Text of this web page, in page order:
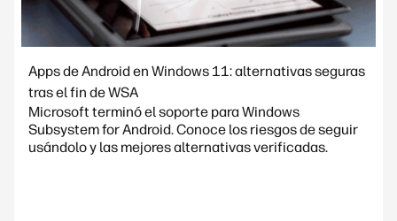
Apps de Android en Windows 11: alternativas seguras
tras el fin de WSA
Microsoft terminó el soporte para Windows
Subsystem for Android. Conoce los riesgos de seguir
usándolo y las mejores alternativas verificadas.